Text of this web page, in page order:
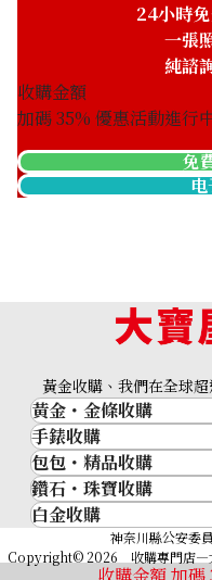
收購參考價格
NTD 657,497
24小時
一張
純諮
收購金額
加碼35% 優惠活動進行
免
电
黃金收購、我們在全球
黃金・金條收購
黃金與貴金屬
金的錠
金幣
黃金過去10年
黃金飾品
手錶收購
名牌手錶
Rolex
Patek Philippe
Audemars Piguet
包包・精品收購
品牌精品
Cartier
LOUIS VUITTON
Hermès
鑽石・珠寶收購
鑽石･珠寶
祖母綠（翠玉）
白金收購
神奈川縣公安委
Copyright© 2026 收購專門店—